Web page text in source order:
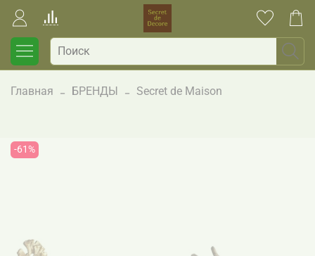
Главная БРЕНДЫ Secret de Maison
-61%